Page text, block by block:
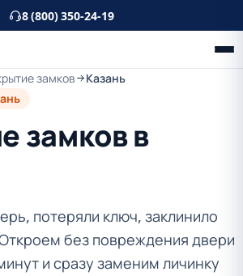
8 (800) 350-24-19
замков
Казань
замков в
потеряли ключ, заклинило
без повреждения двери
и сразу заменим личинку